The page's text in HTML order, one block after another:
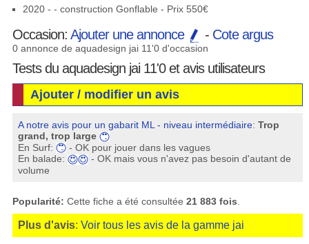
2020 - - construction Gonflable - Prix 550€
Occasion: Ajouter une annonce - Cote argus
0 annonce de aquadesign jai 11'0 d'occasion
Tests du aquadesign jai 11'0 et avis utilisateurs
Ajouter / modifier un avis
A notre avis pour un gabarit ML - niveau intermédiaire:Trop
grand, trop large
En Surf:
- OK pour jouer dans les vagues
En balade:
- OK mais vous n'avez pas besoin d'autant de
volume
Popularité: Cette fiche a été consultée 21 883 fois
Plus d'avis:Voir tous les avis de la gamme jai